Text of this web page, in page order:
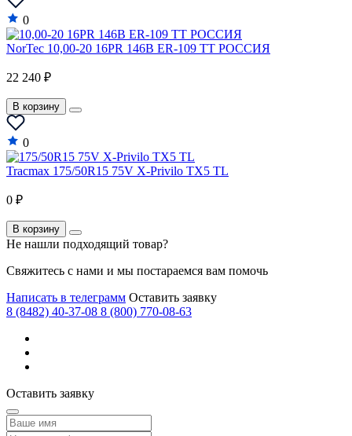
0
NorTec 10,00-20 16PR 146B ER-109 TT РОССИЯ
22 240 ₽
В корзину
0
Tracmax 175/50R15 75V X-Privilo TX5 TL
0 ₽
В корзину
Не нашли подходящий товар?
Свяжитесь с нами и мы постараемся вам помочь
Написать в телеграмм Оставить заявку
8 (8482) 40-37-08 8 (800) 770-08-63
Оставить заявку